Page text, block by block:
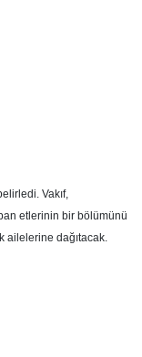
Vakıf,
etlerinin bir bölümünü
ailelerine dağıtacak.